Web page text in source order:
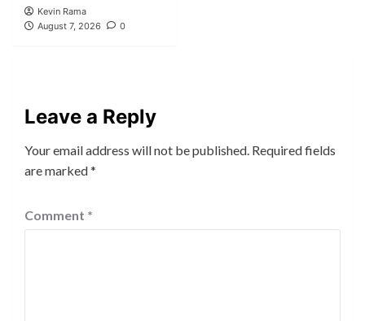
Kevin Rama
August 7, 2026
0
Leave a Reply
Your email address will not be published. Required fields
are marked*
Comment *